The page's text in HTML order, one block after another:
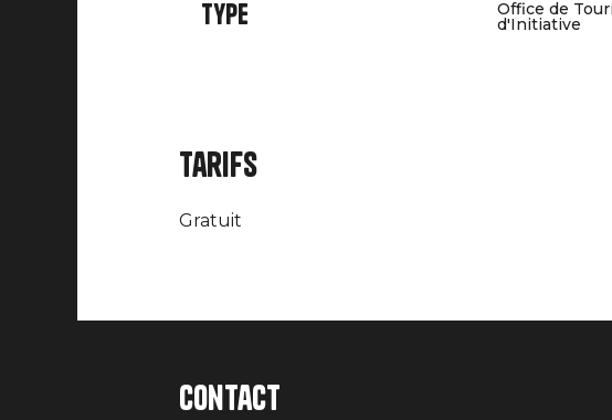
Type Office de
d'Initiative
Tarifs
Gratuit
Contact